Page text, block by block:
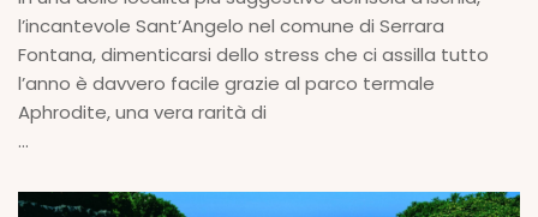
l’incantevole Sant’Angelo nel comune di Serrara
Fontana, dimenticarsi dello stress che ci assilla tutto
l’anno è davvero facile grazie al parco termale
Aphrodite, una vera rarità di
...